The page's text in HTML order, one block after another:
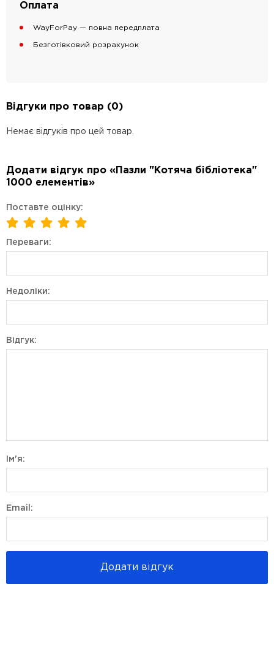
Оплата
WayForPay — повна передплата
Безготівковий розрахунок
Відгуки про товар (0)
Немає відгуків про цей товар.
Додати відгук про «Пазли "Котяча бібліотека"
1000 елементів»
Поставте оцінку:
Переваги:
Недоліки:
Відгук:
Ім'я:
Email:
Додати відгук